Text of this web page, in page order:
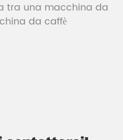
tra una macchina da
da caffè